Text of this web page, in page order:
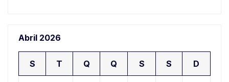
Abril 2026
S T Q Q S S D